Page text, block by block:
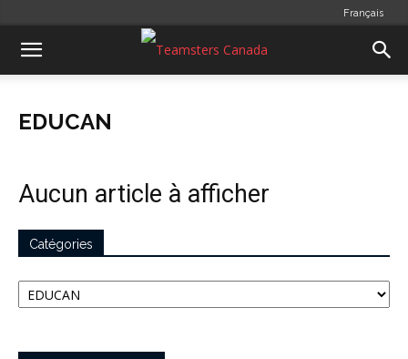
Français
EDUCAN
Aucun article à afficher
Catégories
Catégories